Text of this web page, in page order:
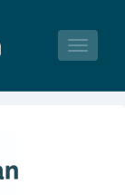
Toggle